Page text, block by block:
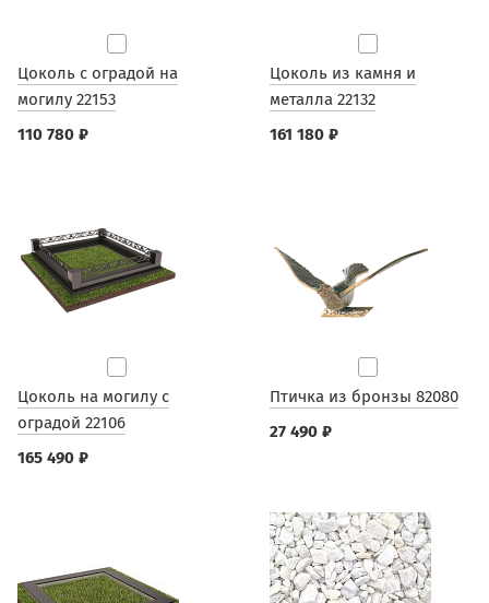
Цоколь с оградой на
могилу 22153
110 780 ₽
Цоколь из камня и
металла 22132
161 180 ₽
Цоколь на могилу с
оградой 22106
165 490 ₽
Птичка из бронзы 82080
27 490 ₽